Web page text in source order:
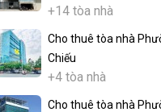
+14 tòa nhà
Cho thuê tòa nhà
Chiếu
+4 tòa nhà
Cho thuê tòa nhà